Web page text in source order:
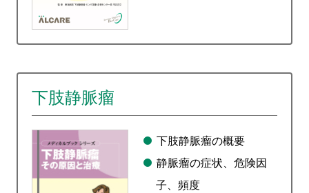
下肢静脈瘤
下肢静脈瘤の概要
静脈瘤の症状、危険因
子、頻度